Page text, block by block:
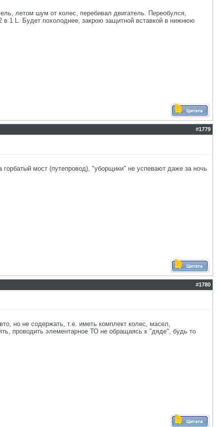
летом шум от колес, перебивал двигатель. Переобулся,
1 L. Будет похолоднее, закрою защитной вставкой в нижнюю
#1779
мост (путепровод), "уборщики" не успевают даже за ночь
#1780
но не содержать, т.е. иметь комплект колес, масел,
проводить элементарное ТО не обращаясь к "дяде", будь то